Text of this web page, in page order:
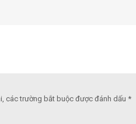
các trường bắt buộc được đánh dấu *